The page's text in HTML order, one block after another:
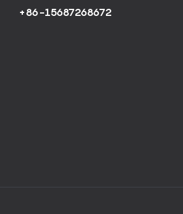
+86-15687268672